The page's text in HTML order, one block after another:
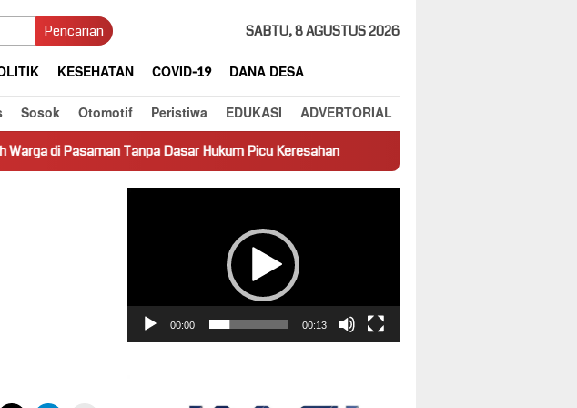
Pencarian SABTU, 8 AGUSTUS 2026
KESEHATAN COVID-19
DANA DESA
Sosok Otomotif Peristiwa EDUKASI ADVERTORIAL
Dasar Hukum Picu Keresahan Truk Miring Hambat Arus Lalu Lintas di Jalan
00:00 00:13